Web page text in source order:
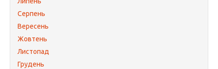
Серпень
Вересень
Жовтень
Листопад
Грудень